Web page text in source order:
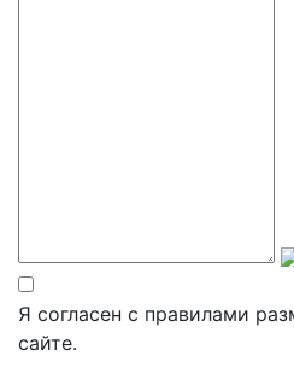
Я согласен с правилами
сайте.